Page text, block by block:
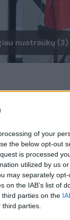
of your
the below opt-out
is processed
utilized by us
may separately
on the IAB’s list of
parties on the
parties.
nuotraukų (3)